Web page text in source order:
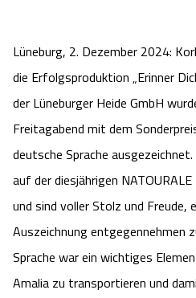
Urlaub auf
Urlaub mit
Wandern
Fahrrad
Regionale
Adventure
Serengeti
Wildpark
Wildpark
Otter
Wellness-
Hotels mit
THERMEplus®
Veranstaltungen &
Die
Lüneburg, 2. Dezember 2024:
die Erfolgsproduktion „Erinner
der Lüneburger Heide GmbH
Freitagabend mit dem
deutsche Sprache
auf der diesjährigen
und sind voller Stolz und Freude,
Auszeichnung entgegennehmen
Sprache war ein wichtiges
Amalia zu transportieren und